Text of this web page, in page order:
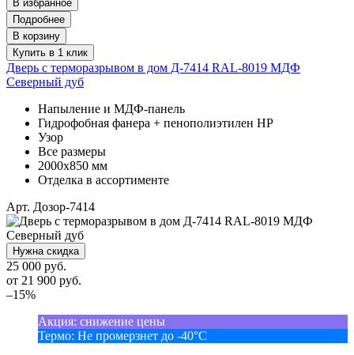
В избранное
Подробнее
В корзину
Купить в 1 клик
Дверь с терморазрывом в дом Д-7414 RAL-8019 МДФ
Северный дуб
Напыление и МДФ-панель
Гидрофобная фанера + пенополиэтилен НР
Узор
Все размеры
2000х850 мм
Отделка в ассортименте
Арт. Дозор-7414
Нужна скидка
25 000 руб.
от 21 900 руб.
–15%
Акция: снижение цены
Термо: Не промерзнет до -40°С